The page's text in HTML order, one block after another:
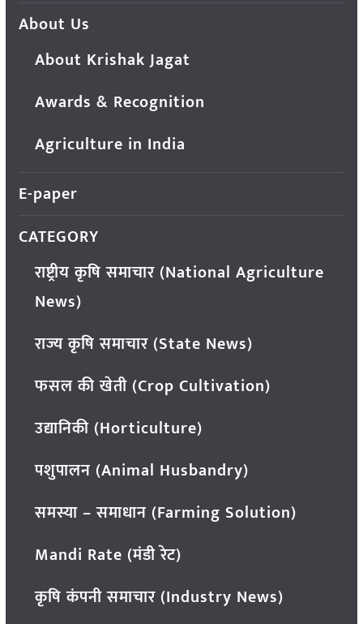
About Us
About Krishak Jagat
Awards & Recognition
Agriculture in India
E-paper
CATEGORY
राष्ट्रीय कृषि समाचार (National Agriculture
News)
राज्य कृषि समाचार (State News)
फसल की खेती (Crop Cultivation)
उद्यानिकी (Horticulture)
पशुपालन (Animal Husbandry)
समस्या – समाधान (Farming Solution)
Mandi Rate (मंडी रेट)
कृषि कंपनी समाचार (Industry News)